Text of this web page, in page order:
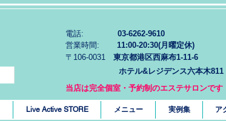
電話: 03-6262-9610
営業時間: 11:00-20:30(月曜定休)
〒106-0031 東京都港区西麻布1-11-6
ホテル&レジデンス六本木811
Live Active STORE メニュー 実例集 ア
当店は完全個室・予約制のエステサロンです